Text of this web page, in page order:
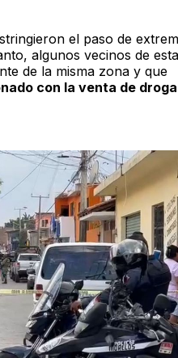
el paso de
algunos vecinos de
de la misma zona y que
con la venta de